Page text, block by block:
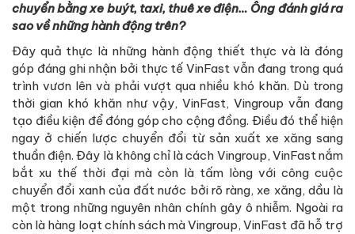
chuyển bằng xe buýt, taxi, thuê xe điện… Ông đánh giá ra
sao về những hành động trên?
Đây quả thực là những hành động thiết thực và là đóng
góp đáng ghi nhận bởi thực tế VinFast vẫn đang trong quá
trình vươn lên và phải vượt qua nhiều khó khăn. Dù trong
thời gian khó khăn như vậy, VinFast, Vingroup vẫn đang
tạo điều kiện để đóng góp cho cộng đồng. Điều đó thể hiện
ngay ở chiến lược chuyển đổi từ sản xuất xe xăng sang
thuần điện. Đây là không chỉ là cách Vingroup, VinFast nắm
bắt xu thế thời đại mà còn là tấm lòng với công cuộc
chuyển đổi xanh của đất nước bởi rõ ràng, xe xăng, dầu là
một trong những nguyên nhân chính gây ô nhiễm. Ngoài ra
còn là hàng loạt chính sách mà Vingroup, VinFast đã hỗ trợ